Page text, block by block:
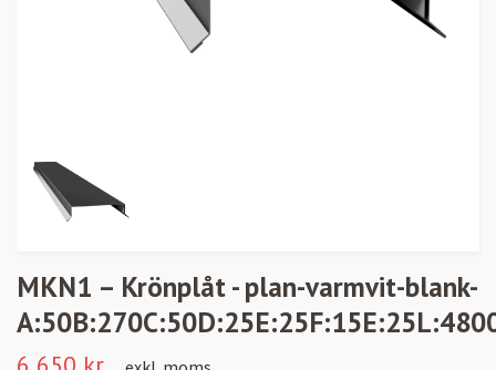
MKN1 – Krönplåt - plan-varmvit-blank-